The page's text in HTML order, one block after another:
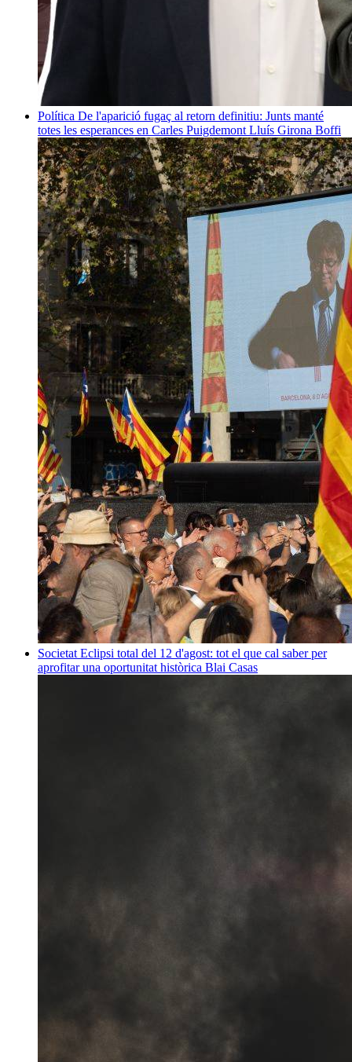
Política De l'aparició fugaç al retorn definitiu: Junts manté
totes les esperances en Carles Puigdemont Lluís Girona Boffi
Societat Eclipsi total del 12 d'agost: tot el que cal saber per
aprofitar una oportunitat històrica Blai Casas